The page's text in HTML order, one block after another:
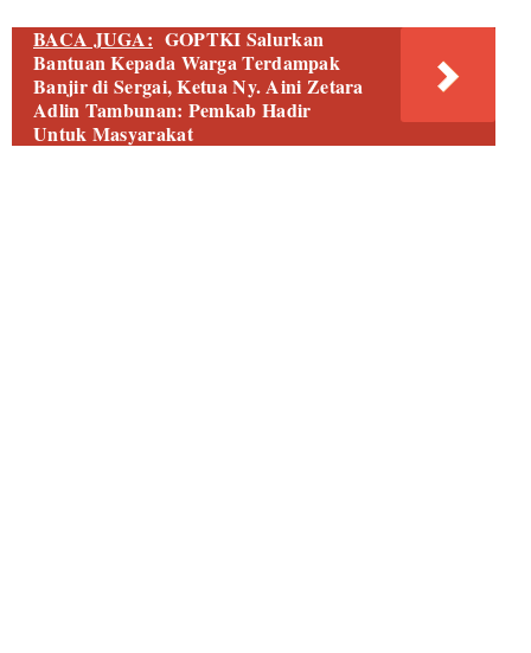
BACA JUGA: GOPTKI Salurkan
Bantuan Kepada Warga Terdampak
Banjir di Sergai, Ketua Ny. Aini Zetara
Adlin Tambunan: Pemkab Hadir
Untuk Masyarakat